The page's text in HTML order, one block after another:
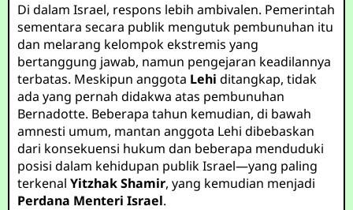
Di dalam Israel, respons lebih ambivalen. Pemerintah
sementara secara publik mengutuk pembunuhan itu
dan melarang kelompok ekstremis yang
bertanggung jawab, namun pengejaran keadilannya
terbatas. Meskipun anggota Lehi ditangkap, tidak
ada yang pernah didakwa atas pembunuhan
Bernadotte. Beberapa tahun kemudian, di bawah
amnesti umum, mantan anggota Lehi dibebaskan
dari konsekuensi hukum dan beberapa menduduki
posisi dalam kehidupan publik Israel—yang paling
terkenalYitzhak Shamir, yang kemudian menjadi
Perdana Menteri Israel.